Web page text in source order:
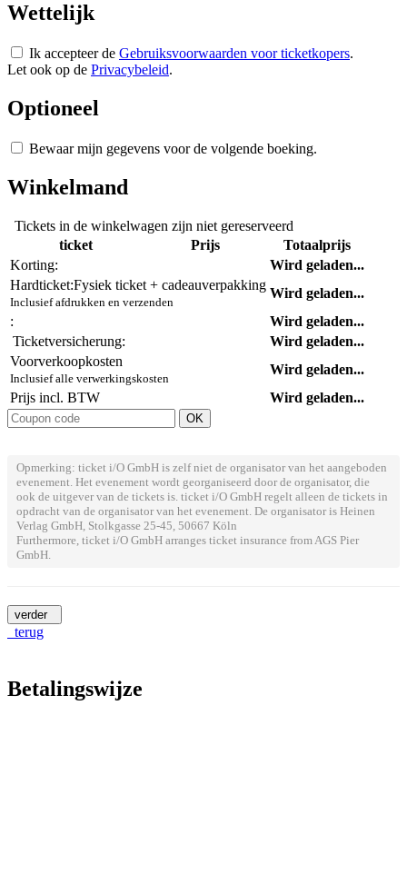
Wettelijk
Ik accepteer de Gebruiksvoorwaarden voor ticketkopers.
Let ook op de Privacybeleid.
Optioneel
Bewaar mijn gegevens voor de volgende boeking.
Winkelmand
Tickets in de winkelwagen zijn niet gereserveerd
ticket
Prijs
Totaalprijs
Korting:
Wird geladen...
Hardticket:Fysiek ticket + cadeauverpakking
Inclusief afdrukken en verzenden
Wird geladen...
:
Wird geladen...
Ticketversicherung:
Wird geladen...
Voorverkoopkosten
Inclusief alle verwerkingskosten
Wird geladen...
Prijs incl. BTW
Wird geladen...
Opmerking: ticket i/O GmbH is zelf niet de organisator van het aangeboden
evenement. Het evenement wordt georganiseerd door de organisator, die
ook de uitgever van de tickets is. ticket i/O GmbH regelt alleen de tickets in
opdracht van de organisator van het evenement. De organisator is Heinen
Verlag GmbH, Stolkgasse 25-45, 50667 Köln
Furthermore, ticket i/O GmbH arranges ticket insurance from AGS Pier
GmbH.
verder
terug
Betalingswijze